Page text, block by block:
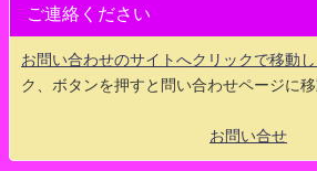
ご連絡ください
お問い合わせのサイトへクリックで移動し
ク、ボタンを押すと問い合わせページに
お問い合せ